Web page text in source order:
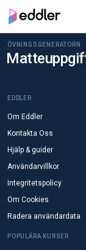
ÖVNINGSGENERATORN
EDDLER
Om Eddler
Kontakta Oss
Hjälp & guider
Användarvillkor
Integritetspolicy
Om Cookies
Radera användardata
POPULÄRA KURSER